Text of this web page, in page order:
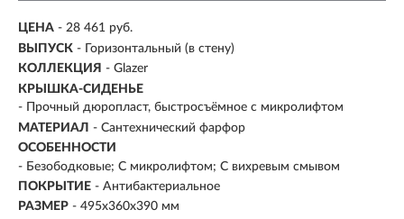
ЦЕНА - 28 461 руб.
ВЫПУСК - Горизонтальный (в стену)
КОЛЛЕКЦИЯ - Glazer
КРЫШКА-СИДЕНЬЕ
- Прочный дюропласт, быстросъёмное с микролифтом
МАТЕРИАЛ - Сантехнический фарфор
ОСОБЕННОСТИ
- Безободковые; С микролифтом; С вихревым смывом
ПОКРЫТИЕ - Антибактериальное
РАЗМЕР - 495х360х390 мм